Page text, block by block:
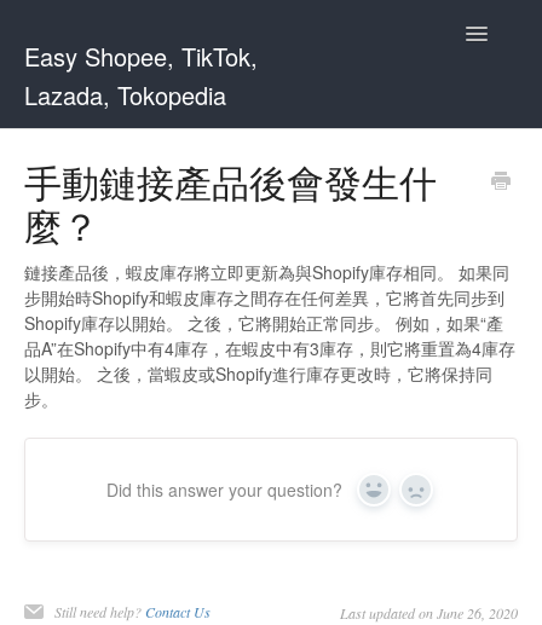
Easy Shopee, TikTok,
Lazada, Tokopedia
Toggle
Easy Shopee TW
Contact
手動鏈接產品後會發生什
麼？
鏈接產品後，蝦皮庫存將立即更新為與Shopify庫存相同。 如果同
步開始時Shopify和蝦皮庫存之間存在任何差異，它將首先同步到
Shopify庫存以開始。 之後，它將開始正常同步。 例如，如果“產
品A”在Shopify中有4庫存，在蝦皮中有3庫存，則它將重置為4庫存
以開始。 之後，當蝦皮或Shopify進行庫存更改時，它將保持同
步。
Did this answer your question? Yes No
Still need help? Contact Us Last updated on June 26, 2020